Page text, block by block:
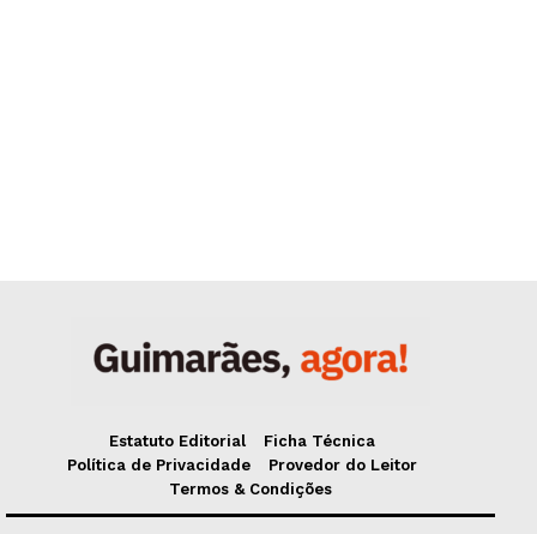
Estatuto Editorial
Ficha Técnica
Política de Privacidade
Provedor do Leitor
Termos & Condições